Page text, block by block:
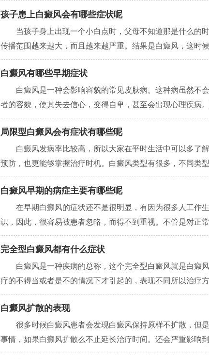
孩子患上白癜风会有哪些症状呢
当孩子身上出现一个小白点时，父母不知道那是什么的
传播范围越来越大，而且越来越严重。结果是白癜风，这
白癜风有哪些早期症状
白癜风是一种会影响容貌的常见皮肤病。这种病虽然不
者的容貌，使其失去信心，变得自卑，甚至会出现心理疾
局限型白癜风会有症状有哪些呢
白癜风发病率比较高，所以大家在平时生活中可以多了
预防，也更能够掌握治疗时机。白癜风类型有很多，不同
白癜风早期的病症主要有哪些呢
在早期白癜风的症状还不是很明显，有因为很多人工作
识，因此，很容易被患者忽略，而得不到重视。不管是对
完全型白癜风都有什么症状
白癜风是一种疾病的总称，这个完全型白癜风就是白癜
疗的不得当或者是不的情况下才引起的，表现不同所以治
白癜风扩散的表现
很多时候白癜风患者会发现白癜风保持原样不扩散，但
事情，如果白癜风扩散么不止延长治疗时间。还会严重影